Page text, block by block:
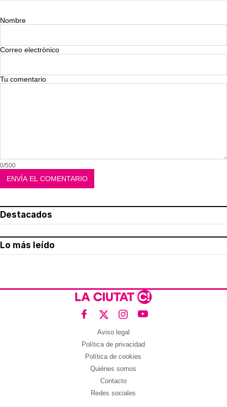
Nombre
Correo electrónico
Tu comentario
0/500
Destacados
Lo más leído
Aviso legal
Política de privacidad
Política de cookies
Quiénes somos
Contacto
Redes sociales